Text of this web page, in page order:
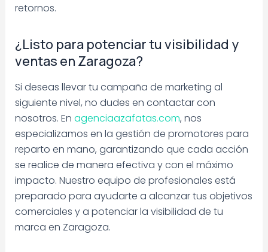
retornos.
¿Listo para potenciar tu visibilidad y
ventas en Zaragoza?
Si deseas llevar tu campaña de marketing al
siguiente nivel, no dudes en contactar con
nosotros. En agenciaazafatas.com, nos
especializamos en la gestión de promotores para
reparto en mano, garantizando que cada acción
se realice de manera efectiva y con el máximo
impacto. Nuestro equipo de profesionales está
preparado para ayudarte a alcanzar tus objetivos
comerciales y a potenciar la visibilidad de tu
marca en Zaragoza.